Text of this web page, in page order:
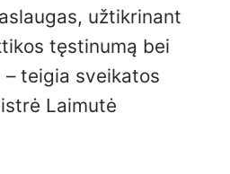
užtikrinant
tęstinumą bei
– teigia sveikatos
Laimutė